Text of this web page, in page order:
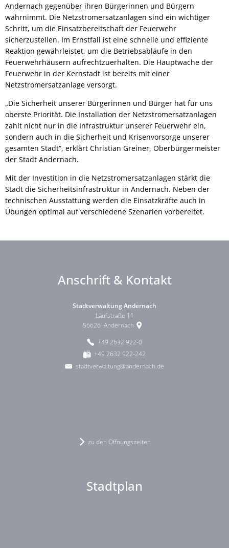
Andernach gegenüber ihren Bürgerinnen und Bürgern
wahrnimmt. Die Netzstromersatzanlagen sind ein wichtiger
Schritt, um die Einsatzbereitschaft der Feuerwehr
sicherzustellen. Im Ernstfall ist eine schnelle und effiziente
Reaktion gewährleistet, um die Betriebsabläufe in den
Feuerwehrhäusern aufrechtzuerhalten. Die Hauptwache der
Feuerwehr in der Kernstadt ist bereits mit einer
Netzstromersatzanlage versorgt.
„Die Sicherheit unserer Bürgerinnen und Bürger hat für uns
oberste Priorität. Die Installation der Netzstromersatzanlagen
zahlt nicht nur in die Infrastruktur unserer Feuerwehr ein,
sondern auch in die Sicherheit und Krisenvorsorge unserer
gesamten Stadt“, erklärt Christian Greiner, Oberbürgermeister
der Stadt Andernach.
Mit der Investition in die Netzstromersatzanlagen stärkt die
Stadt die Sicherheitsinfrastruktur in Andernach. Neben der
technischen Ausstattung werden die Einsatzkräfte auch in
Übungen optimal auf verschiedene Szenarien vorbereitet.
Anschrift & Kontakt
Stadtverwaltung Andernach
Läufstraße 11
56626 Andernach
+49 2632 922-0
+49 2632 922-242
stadtverwaltung@andernach.de
zu den Öffnungszeiten
Stadtplan